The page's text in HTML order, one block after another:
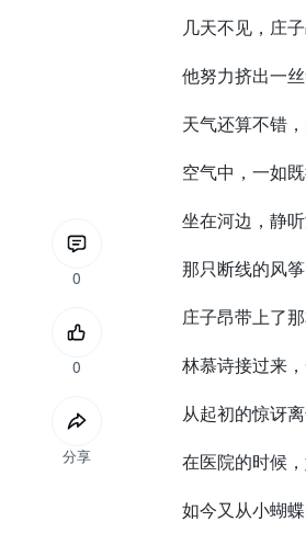
0
0
分享
几天不见，庄子
他努力挤出一丝
天气还算不错，
空气中，一如既
坐在河边，静听
那只断线的风筝
庄子昂带上了那
林慕诗接过来，
从起初的惊讶离
在医院的时候，
如今又从小蝴蝶